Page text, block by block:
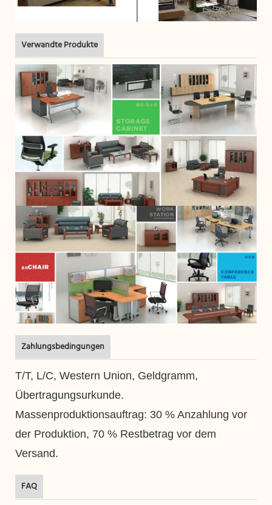
Verwandte Produkte
Zahlungsbedingungen
T/T, L/C, Western Union, Geldgramm,
Übertragungsurkunde.
Massenproduktionsauftrag: 30 % Anzahlung vor
der Produktion, 70 % Restbetrag vor dem
Versand.
FAQ